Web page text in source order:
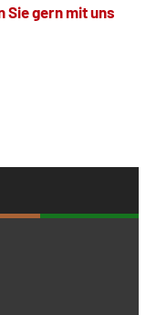
Sie gern mit uns